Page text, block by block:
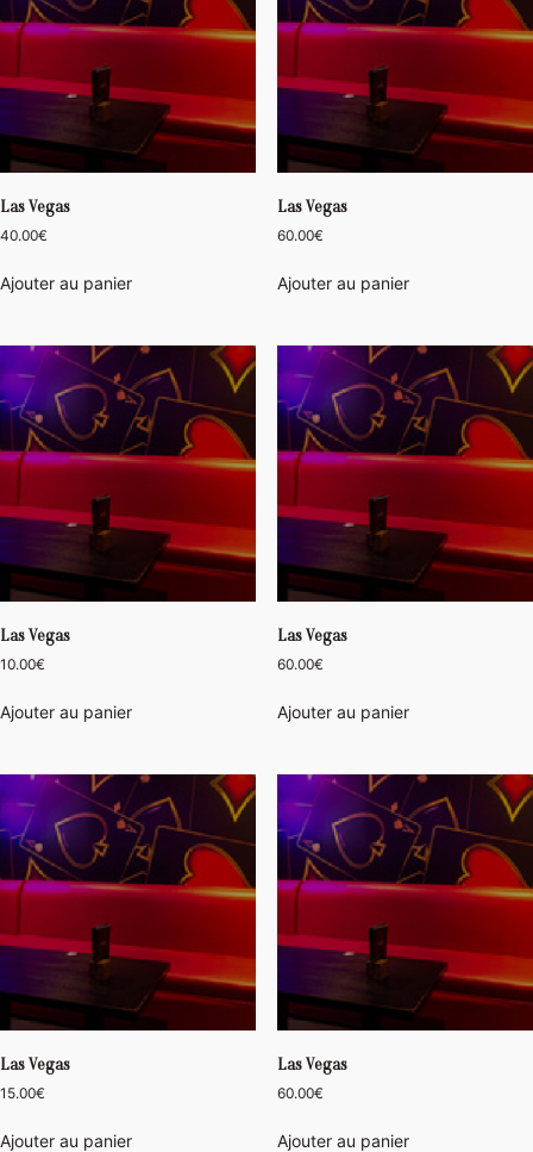
Las Vegas
40.00€
Ajouter au panier
Las Vegas
60.00€
Ajouter au panier
Las Vegas
10.00€
Ajouter au panier
Las Vegas
60.00€
Ajouter au panier
Las Vegas
15.00€
Ajouter au panier
Las Vegas
60.00€
Ajouter au panier